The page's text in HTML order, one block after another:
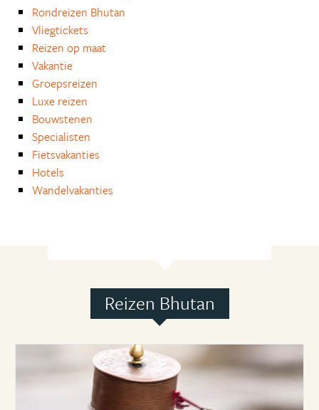
Rondreizen Bhutan
Vliegtickets
Reizen op maat
Vakantie
Groepsreizen
Luxe reizen
Bouwstenen
Specialisten
Fietsvakanties
Hotels
Wandelvakanties
Reizen Bhutan